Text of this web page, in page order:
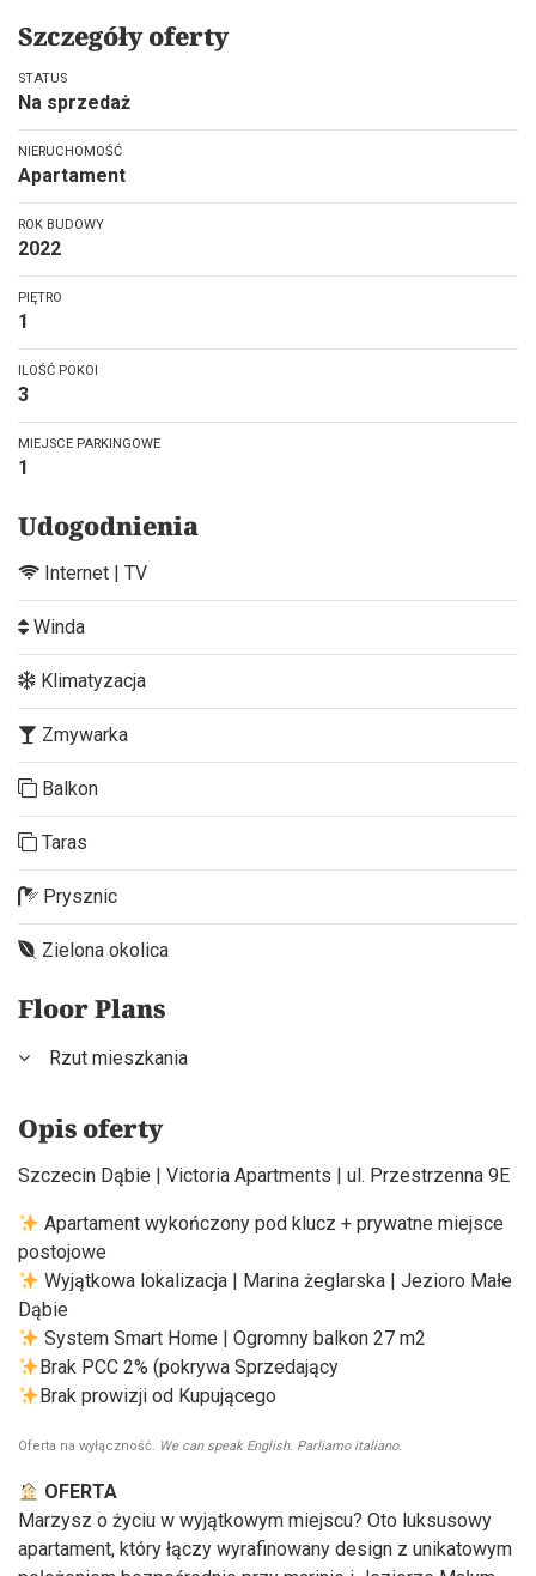
Szczegóły oferty
STATUS
Na sprzedaż
NIERUCHOMOŚĆ
Apartament
ROK BUDOWY
2022
PIĘTRO
1
ILOŚĆ POKOI
3
MIEJSCE PARKINGOWE
1
Udogodnienia
Internet | TV
Winda
Klimatyzacja
Zmywarka
Balkon
Taras
Prysznic
Zielona okolica
Floor Plans
Rzut mieszkania
Opis oferty
Szczecin Dąbie | Victoria Apartments | ul. Przestrzenna 9E
Apartament wykończony pod klucz + prywatne miejsce
postojowe
Wyjątkowa lokalizacja | Marina żeglarska | Jezioro Małe
Dąbie
System Smart Home | Ogromny balkon 27 m2
Brak PCC 2% (pokrywa Sprzedający
Brak prowizji od Kupującego
Oferta na wyłączność. We can speak English. Parliamo italiano.
OFERTA
Marzysz o życiu w wyjątkowym miejscu? Oto luksusowy
apartament, który łączy wyrafinowany design z unikatowym